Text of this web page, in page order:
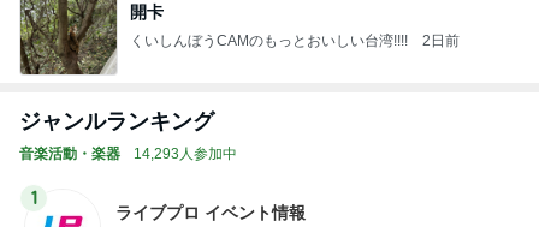
開卡
くいしんぼうCAMのもっとおいしい台湾!!!! 2日前
ジャンルランキング
音楽活動・楽器 14,293人参加中
1
ライブプロ イベント情報